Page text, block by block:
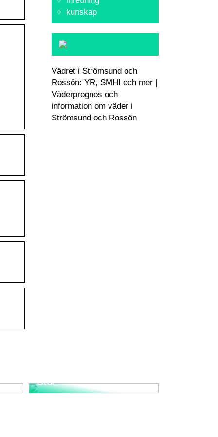
kunskap
Vädret i Strömsund och
Rossön: YR, SMHI och mer |
Väderprognos och
information om väder i
Strömsund och Rossön
Stol